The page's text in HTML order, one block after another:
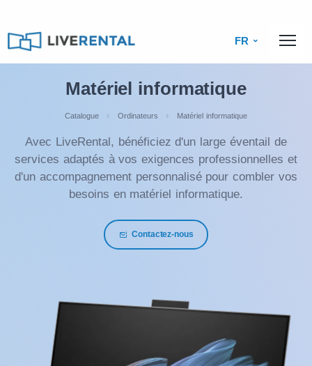
FR
Matériel informatique
Catalogue Ordinateurs Matériel informatique
Avec LiveRental, bénéficiez d'un large éventail de
services adaptés à vos exigences professionnelles et
d'un accompagnement personnalisé pour combler vos
besoins en matériel informatique.
Contactez-nous